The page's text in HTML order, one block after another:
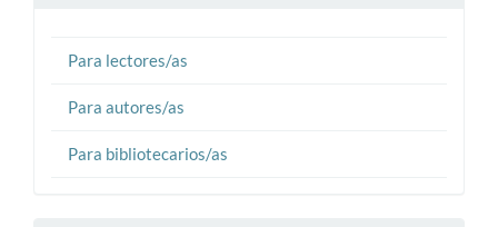
Para lectores/as
Para autores/as
Para bibliotecarios/as